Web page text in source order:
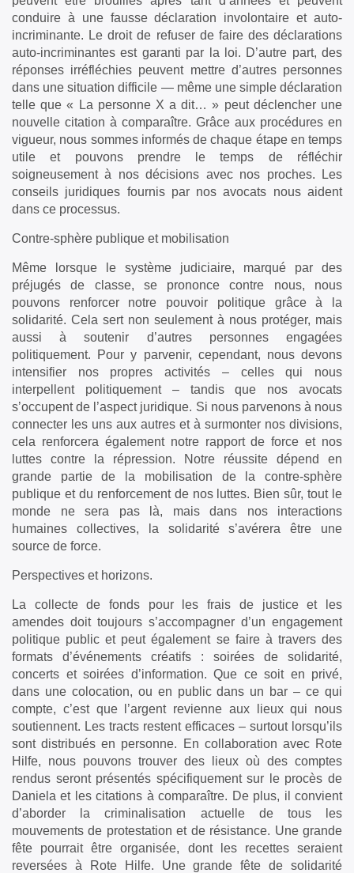
conduire à une fausse déclaration involontaire et auto-
incriminante. Le droit de refuser de faire des déclarations
auto-incriminantes est garanti par la loi. D’autre part, des
réponses irréfléchies peuvent mettre d’autres personnes
dans une situation difficile — même une simple déclaration
telle que « La personne X a dit… » peut déclencher une
nouvelle citation à comparaître. Grâce aux procédures en
vigueur, nous sommes informés de chaque étape en temps
utile et pouvons prendre le temps de réfléchir
soigneusement à nos décisions avec nos proches. Les
conseils juridiques fournis par nos avocats nous aident
dans ce processus.
Contre-sphère publique et mobilisation
Même lorsque le système judiciaire, marqué par des
préjugés de classe, se prononce contre nous, nous
pouvons renforcer notre pouvoir politique grâce à la
solidarité. Cela sert non seulement à nous protéger, mais
aussi à soutenir d’autres personnes engagées
politiquement. Pour y parvenir, cependant, nous devons
intensifier nos propres activités – celles qui nous
interpellent politiquement – tandis que nos avocats
s’occupent de l’aspect juridique. Si nous parvenons à nous
connecter les uns aux autres et à surmonter nos divisions,
cela renforcera également notre rapport de force et nos
luttes contre la répression. Notre réussite dépend en
grande partie de la mobilisation de la contre-sphère
publique et du renforcement de nos luttes. Bien sûr, tout le
monde ne sera pas là, mais dans nos interactions
humaines collectives, la solidarité s’avérera être une
source de force.
Perspectives et horizons.
La collecte de fonds pour les frais de justice et les
amendes doit toujours s’accompagner d’un engagement
politique public et peut également se faire à travers des
formats d’événements créatifs : soirées de solidarité,
concerts et soirées d’information. Que ce soit en privé,
dans une colocation, ou en public dans un bar – ce qui
compte, c’est que l’argent revienne aux lieux qui nous
soutiennent. Les tracts restent efficaces – surtout lorsqu’ils
sont distribués en personne. En collaboration avec Rote
Hilfe, nous pouvons trouver des lieux où des comptes
rendus seront présentés spécifiquement sur le procès de
Daniela et les citations à comparaître. De plus, il convient
d’aborder la criminalisation actuelle de tous les
mouvements de protestation et de résistance. Une grande
fête pourrait être organisée, dont les recettes seraient
reversées à Rote Hilfe. Une grande fête de solidarité